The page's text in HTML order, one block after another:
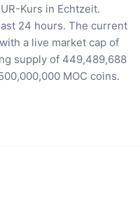
Kurs in Echtzeit.
24 hours. The current
a live market cap of
supply of 449,489,688
MOC coins.